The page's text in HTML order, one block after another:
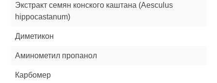
Экстракт семян конского каштана (Aesculus
hippocastanum)
Диметикон
Аминометил пропанол
Карбомер